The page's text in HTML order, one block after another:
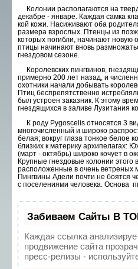
Колонии располагаются на
декабре - январе. Каждая самка
кой кожи. Насиживают оба
размера взрослых. Птен­цы из
которых погибли, начинают новую
птицы на­чинают вновь
гнездовом сезоне.
Королевских пингвинов,
примерно 200 лет назад, и
охотники начали добывать
Птиц беспре­пятственно
был устроен заказник. К этому
гнездящихся в заливе Лузитания
К роду Pygoscelis относятся 3
многочисленный и широко
белая; вокруг глаза тонкое белое
близких к материку
(март - октябрь) широ­ко кочует в
Крупные гнездовые колонии этого
расположенные в очень ветреных
Пингвины Адели почти не боятся
с поселениями че­ловека. Основа
Забиваем Сайты В
Каждая ссылка
продвижение сайта
пресс-релизы -